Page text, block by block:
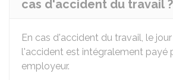
cas d'accident du travail ?
En cas d'accident du travail, le
l'accident est intégralement payé
employeur.